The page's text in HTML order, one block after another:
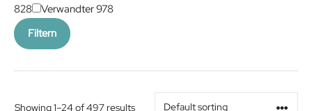
828
Verwandter978
Filtern
Showing 1–24 of 497 results